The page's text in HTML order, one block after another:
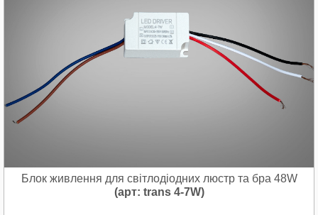
Блок живлення для світлодіодних люстр та бра 48W
(арт: trans 4-7W)